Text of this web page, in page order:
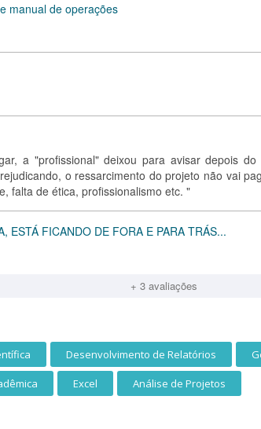
manual de operações
a "profissional" deixou para avisar depois
o ressarcimento do projeto não vai
falta de ética, profissionalismo etc. "
ESTÁ FICANDO DE FORA E PARA TRÁS...
+ 3 avaliações
Desenvolvimento de Relatórios
Excel Análise de Projetos